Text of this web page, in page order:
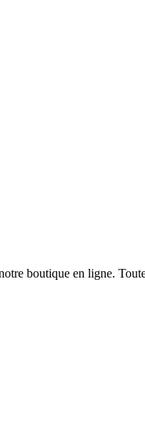
boutique en ligne.